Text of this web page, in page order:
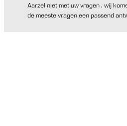
Aarzel niet met uw vragen , wij
de meeste vragen een passend